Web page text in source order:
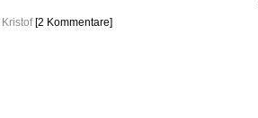
Kristof [2 Kommentare]